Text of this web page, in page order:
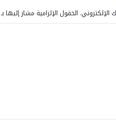
الإلكتروني. الحقول الإلزامية مشار إليها بـ